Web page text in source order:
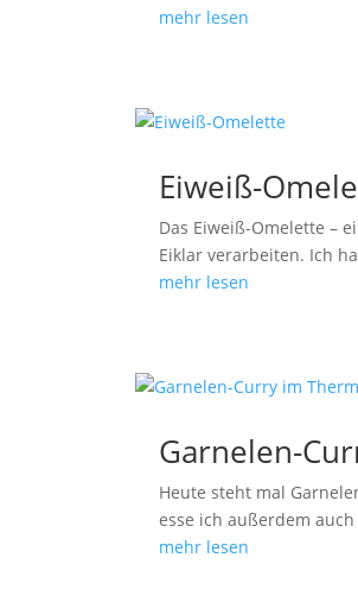
mehr lesen
Eiweiß-
Das Eiweiß-Omelette –
Eiklar verarbeiten. Ich
mehr lesen
Garnelen-
Heute steht mal
esse ich außerdem
mehr lesen